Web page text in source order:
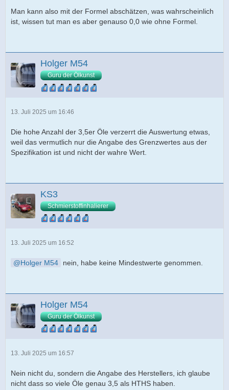
Man kann also mit der Formel abschätzen, was wahrscheinlich
ist, wissen tut man es aber genauso 0,0 wie ohne Formel.
Holger M54
Guru der Ölkunst
13. Juli 2025 um 16:46
Die hohe Anzahl der 3,5er Öle verzerrt die Auswertung etwas,
weil das vermutlich nur die Angabe des Grenzwertes aus der
Spezifikation ist und nicht der wahre Wert.
KS3
Schmierstoffinhalierer
13. Juli 2025 um 16:52
Holger M54 nein, habe keine Mindestwerte genommen.
Holger M54
Guru der Ölkunst
13. Juli 2025 um 16:57
Nein nicht du, sondern die Angabe des Herstellers, ich glaube
nicht dass so viele Öle genau 3,5 als HTHS haben.